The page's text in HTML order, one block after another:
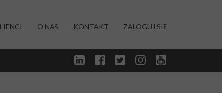
O NAS KONTAKT ZALOGUJ SIĘ